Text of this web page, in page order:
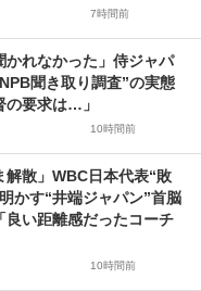
7時間前
かれなかった」侍ジャパ
聞き取り調査”の実態
の要求は…」
10時間前
解散」WBC日本代表“敗
かす“井端ジャパン”首脳
良い距離感だったコーチ
10時間前